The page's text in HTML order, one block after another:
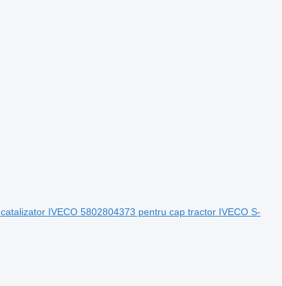
catalizator IVECO 5802804373 pentru cap tractor IVECO S-